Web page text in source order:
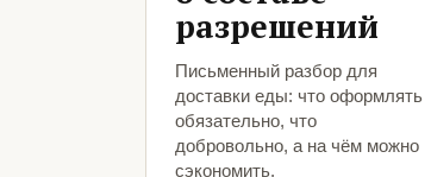
разрешений
Письменный разбор для
доставки еды: что оформлять
обязательно, что
добровольно, а на чём можно
сэкономить.